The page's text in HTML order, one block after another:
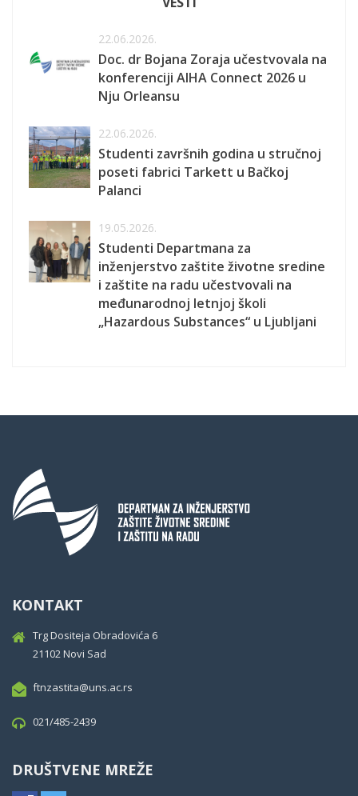
22.06.2026.
Doc. dr Bojana Zoraja učestvovala na
konferenciji AIHA Connect 2026 u
Nju Orleansu
22.06.2026.
Studenti završnih godina u stručnoj
poseti fabrici Tarkett u Bačkoj
Palanci
19.05.2026.
Studenti Departmana za
inženjerstvo zaštite životne sredine
i zaštite na radu učestvovali na
međunarodnoj letnjoj školi
„Hazardous Substances“ u Ljubljani
KONTAKT
Trg Dositeja Obradovića 6
21102 Novi Sad
ftnzastita@uns.ac.rs
021/485-2439
DRUŠTVENE MREŽE